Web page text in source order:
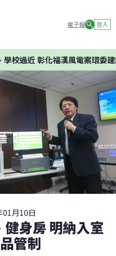
電子報 登入
近 彰化福漢風電案環委建議不
01月10日
身房 明納入室
管制